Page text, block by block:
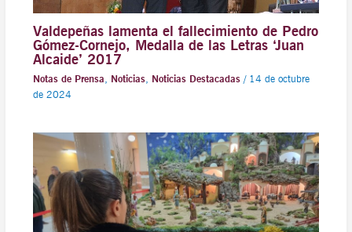
Valdepeñas lamenta el fallecimiento de Pedro
Gómez-Cornejo, Medalla de las Letras ‘Juan
Alcaide’ 2017
Notas de Prensa Noticias, Noticias Destacadas/ 14 de octubre
de 2024